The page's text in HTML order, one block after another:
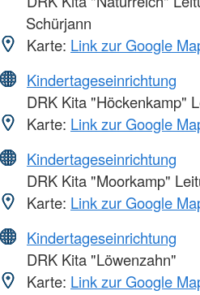
Schürjann
Karte: Link zur Google
Kindertageseinrichtung
DRK Kita "Höckenkamp"
Karte: Link zur Google
Kindertageseinrichtung
DRK Kita "Moorkamp"
Karte: Link zur Google
Kindertageseinrichtung
DRK Kita "Löwenzahn"
Karte: Link zur Google